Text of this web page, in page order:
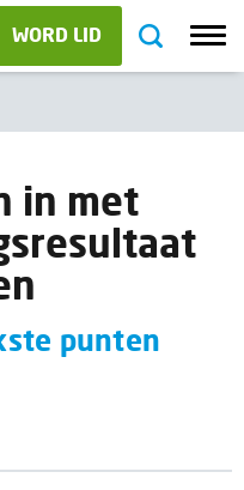
WORD LID
in met
punten